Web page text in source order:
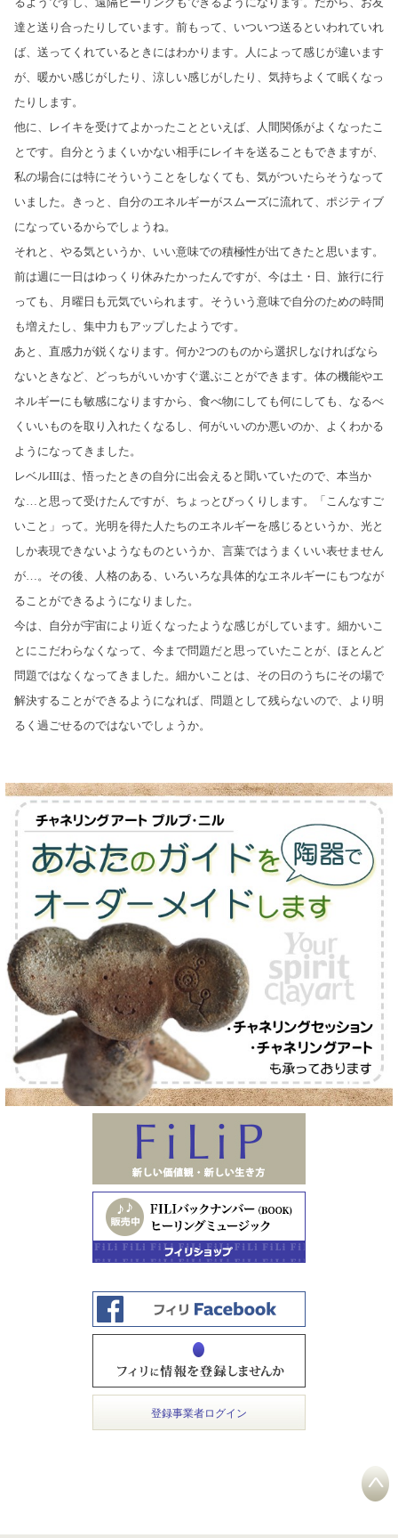
達と送り合ったりしています。前もって、いついつ送るといわれていれ
ば、送ってくれているときにはわかります。人によって感じが違います
が、暖かい感じがしたり、涼しい感じがしたり、気持ちよくて眠くなっ
たりします。
他に、レイキを受けてよかったことといえば、人間関係がよくなったこ
とです。自分とうまくいかない相手にレイキを送ることもできますが、
私の場合には特にそういうことをしなくても、気がついたらそうなって
いました。きっと、自分のエネルギーがスムーズに流れて、ポジティブ
になっているからでしょうね。
それと、やる気というか、いい意味での積極性が出てきたと思います。
前は週に一日はゆっくり休みたかったんですが、今は土・日、旅行に行
っても、月曜日も元気でいられます。そういう意味で自分のための時間
も増えたし、集中力もアップしたようです。
あと、直感力が鋭くなります。何か2つのものから選択しなければなら
ないときなど、どっちがいいかすぐ選ぶことができます。体の機能やエ
ネルギーにも敏感になりますから、食べ物にしても何にしても、なるべ
くいいものを取り入れたくなるし、何がいいのか悪いのか、よくわかる
ようになってきました。
レベルIIIは、悟ったときの自分に出会えると聞いていたので、本当か
な…と思って受けたんですが、ちょっとびっくりします。「こんなすご
いこと」って。光明を得た人たちのエネルギーを感じるというか、光と
しか表現できないようなものというか、言葉ではうまくいい表せません
が…。その後、人格のある、いろいろな具体的なエネルギーにもつなが
ることができるようになりました。
今は、自分が宇宙により近くなったような感じがしています。細かいこ
とにこだわらなくなって、今まで問題だと思っていたことが、ほとんど
問題ではなくなってきました。細かいことは、その日のうちにその場で
解決することができるようになれば、問題として残らないので、より明
るく過ごせるのではないでしょうか。
登録事業者ログイン